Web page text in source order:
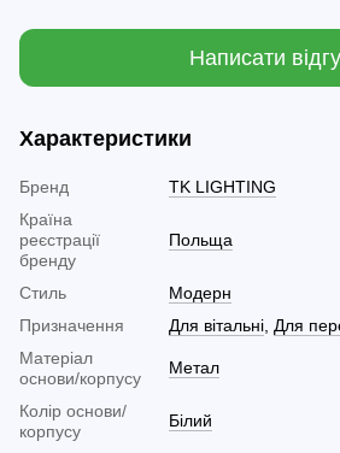
Написати
Характеристики
Бренд
TK LIGHTING
Країна
реєстрації
бренду
Польща
Стиль
Модерн
Призначення
Для вітальні, Для
Матеріал
основи/корпусу
Метал
Колір основи/
корпусу
Білий